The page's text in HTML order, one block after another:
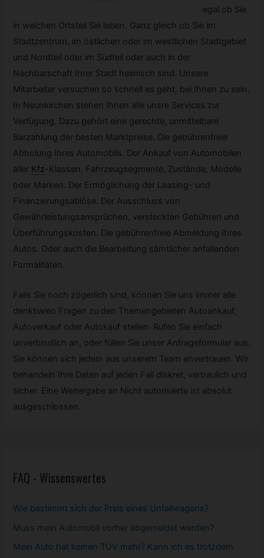
egal ob Sie
in welchen Ortsteil Sie leben. Ganz gleich ob Sie im
Stadtzentrum, im östlichen oder im westlichen Stadtgebiet
und Nordteil oder im Südteil oder auch in der
Nachbarschaft Ihrer Stadt heimisch sind. Unsere
Mitarbeiter versuchen so schnell es geht, bei Ihnen zu sein.
In Neunkirchen stehen Ihnen alle unsre Services zur
Verfügung. Dazu gehört eine gerechte, unmittelbare
Barzahlung der besten Marktpreise. Die gebührenfreie
Abholung Ihres Automobils. Der Ankauf von Automobilen
aller Kfz- Klassen, Fahrzeugsegmente, Zustände, Modelle
oder Marken. Der Ermöglichung der Leasing- und
Finanzierungsablöse. Der Ausschluss von
Gewährleistungsansprüchen, versteckten Gebühren und
Überführungskosten. Die gebührenfreie Abmeldung Ihres
Autos. Oder auch die Bearbeitung sämtlicher anfallenden
Formalitäten.
Falls Sie noch zögerlich sind, können Sie uns immer alle
denkbaren Fragen zu den Themengebieten Autoankauf,
Autoverkauf oder Autokauf stellen. Rufen Sie einfach
unverbindlich an, oder füllen Sie unser Anfrageformular aus.
Sie können sich jedem aus unserem Team anvertrauen. Wir
behandeln Ihre Daten auf jeden Fall diskret, vertraulich und
sicher. Eine Weitergabe an Nicht autorisierte ist absolut
ausgeschlossen.
FAQ - Wissenswertes
Wie bestimmt sich der Preis eines Unfallwagens?
Muss mein Automobil vorher abgemeldet werden?
Mein Auto hat keinen TÜV mehr? Kann ich es trotzdem